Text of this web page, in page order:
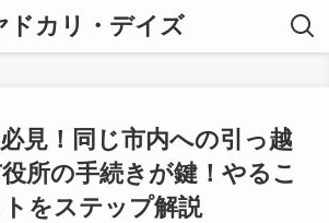
ドカリ・デイズ
見！同じ市内への引っ越
所の手続きが鍵！やるこ
をステップ解説